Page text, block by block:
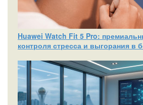
Huawei Watch Fit 5 Pro:
контроля стресса и выгорания в